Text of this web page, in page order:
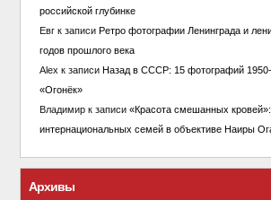
российской глубинке
Евгк записи Ретро фотографии Ленинграда и
годов прошлого века
Alex к записи Назад в СССР: 15 фотографий 1950-
«Огонёк»
Владимирк записи «Красота смешанных кровей»:
интернациональных семей в объективе Наиры
Архивы